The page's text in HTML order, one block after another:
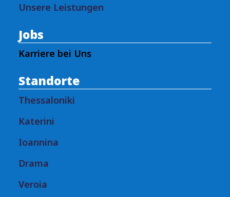
Unsere Leistungen
Jobs
Karriere bei Uns
Standorte
Thessaloniki
Katerini
Ioannina
Drama
Veroia